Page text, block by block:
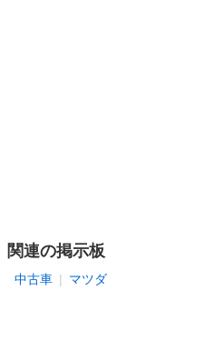
関連の掲示板
中古車 マツダ